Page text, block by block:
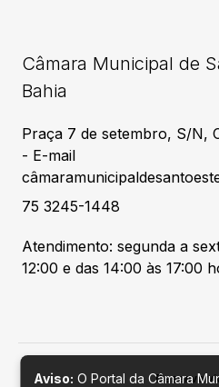
Câmara Municipal de
Bahia
Praça 7 de setembro, S/N,
- E-mail
75 3245-1448
Atendimento: segunda a
12:00 e das 14:00 às 17:00
Aviso: O Portal da Câmara